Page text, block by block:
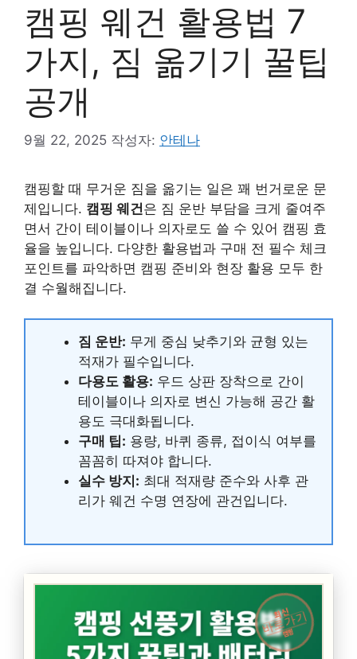
캠핑 웨건 활용법 7
가지, 짐 옮기기 꿀팁
공개
9월 22, 2025 작성자: 안테나
캠핑할 때 무거운 짐을 옮기는 일은 꽤 번거로운 문
제입니다. 캠핑 웨건은 짐 운반 부담을 크게 줄여주
면서 간이 테이블이나 의자로도 쓸 수 있어 캠핑 효
율을 높입니다. 다양한 활용법과 구매 전 필수 체크
포인트를 파악하면 캠핑 준비와 현장 활용 모두 한
결 수월해집니다.
짐 운반: 무게 중심 낮추기와 균형 있는
적재가 필수입니다.
다용도 활용: 우드 상판 장착으로 간이
테이블이나 의자로 변신 가능해 공간 활
용도 극대화됩니다.
구매 팁: 용량, 바퀴 종류, 접이식 여부를
꼼꼼히 따져야 합니다.
실수 방지: 최대 적재량 준수와 사후 관
리가 웨건 수명 연장에 관건입니다.
최신
바로가기
캠핑